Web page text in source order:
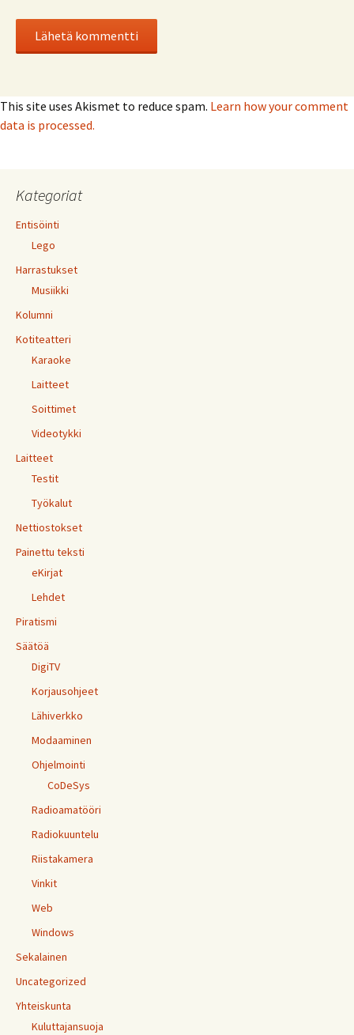
This site uses Akismet to reduce spam. Learn how your comment
data is processed.
Kategoriat
Entisöinti
Lego
Harrastukset
Musiikki
Kolumni
Kotiteatteri
Karaoke
Laitteet
Soittimet
Videotykki
Laitteet
Testit
Työkalut
Nettiostokset
Painettu teksti
eKirjat
Lehdet
Piratismi
Säätöä
DigiTV
Korjausohjeet
Lähiverkko
Modaaminen
Ohjelmointi
CoDeSys
Radioamatööri
Radiokuuntelu
Riistakamera
Vinkit
Web
Windows
Sekalainen
Uncategorized
Yhteiskunta
Kuluttajansuoja